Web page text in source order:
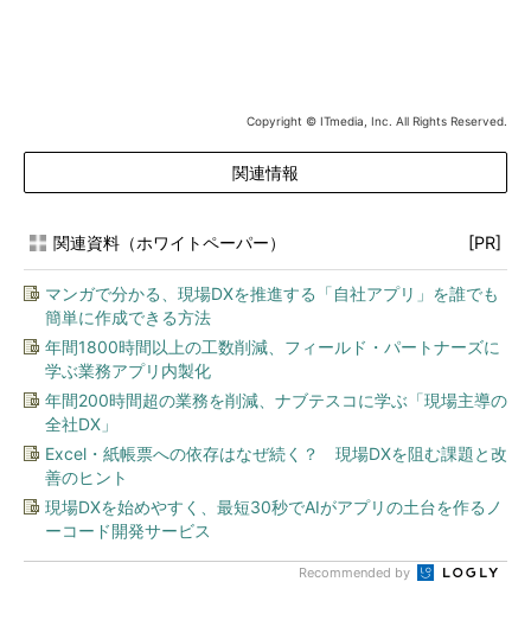
Copyright © ITmedia, Inc. All Rights Reserved.
関連情報
関連資料（ホワイトペーパー） [PR]
マンガで分かる、現場DXを推進する「自社アプリ」を誰でも
簡単に作成できる方法
年間1800時間以上の工数削減、フィールド・パートナーズに
学ぶ業務アプリ内製化
年間200時間超の業務を削減、ナブテスコに学ぶ「現場主導の
全社DX」
Excel・紙帳票への依存はなぜ続く？ 現場DXを阻む課題と改
善のヒント
現場DXを始めやすく、最短30秒でAIがアプリの土台を作るノ
ーコード開発サービス
Recommended by